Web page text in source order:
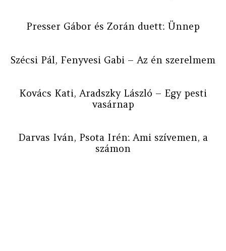
Presser Gábor és Zorán duett: Ünnep
Szécsi Pál, Fenyvesi Gabi – Az én szerelmem
Kovács Kati, Aradszky László – Egy pesti
vasárnap
Darvas Iván, Psota Irén: Ami szívemen, a
számon